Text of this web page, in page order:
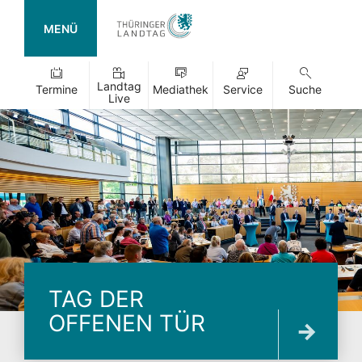
MENÜ
Termine
Landtag
Live
Mediathek Service Suche
TAG DER
OFFENEN TÜR